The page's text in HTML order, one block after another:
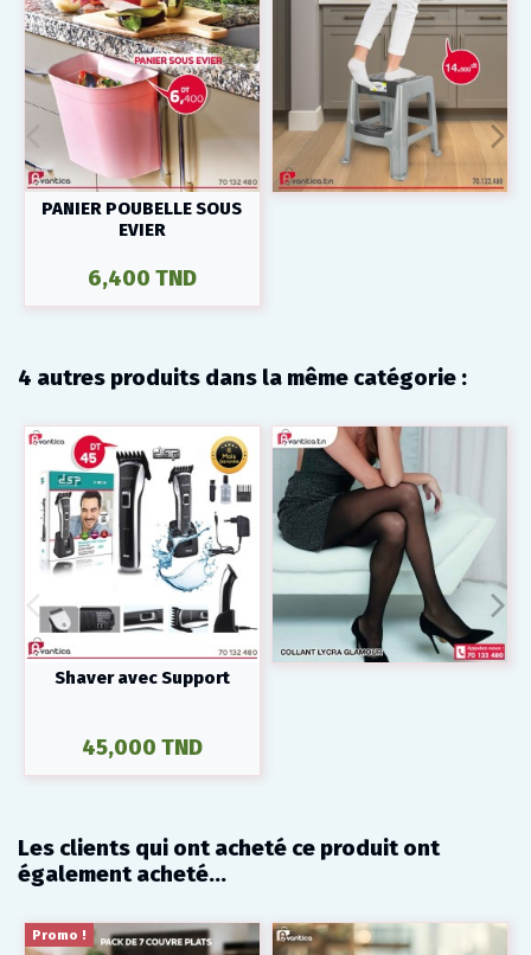
PANIER POUBELLE SOUS
EVIER
6,400 TND
4 autres produits dans la même catégorie :
Shaver avec Support
45,000 TND
Les clients qui ont acheté ce produit ont
également acheté...
Promo !